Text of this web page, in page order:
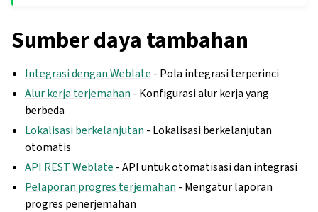
Sumber daya tambahan
Integrasi dengan Weblate - Pola integrasi terperinci
Alur kerja terjemahan - Konfigurasi alur kerja yang
berbeda
Lokalisasi berkelanjutan - Lokalisasi berkelanjutan
otomatis
API REST Weblate - API untuk otomatisasi dan integrasi
Pelaporan progres terjemahan - Mengatur laporan
progres penerjemahan